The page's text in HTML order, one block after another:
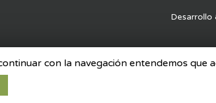
Desarrollo
con la navegación entendemos que